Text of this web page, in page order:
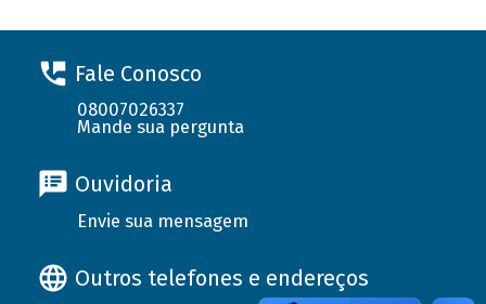
Fale Conosco
08007026337
Mande sua pergunta
Ouvidoria
Envie sua mensagem
Outros telefones e endereços